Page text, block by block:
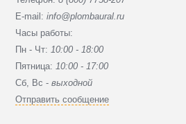
E-mail:info@plombaural.ru
Часы работы:
Пн - Чт: 10:00 - 18:00
Пятница: 10:00 - 17:00
Сб, Вc -выходной
Отправить сообщение